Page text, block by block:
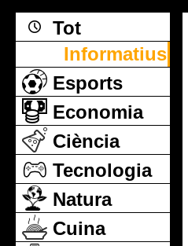
Tot
Informatius
Esports
Economia
Ciència
Tecnologia
Natura
Cuina